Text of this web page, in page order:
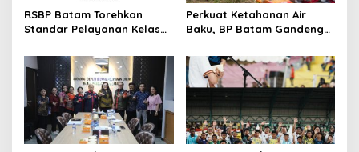
RSBP Batam Torehkan
Standar Pelayanan Kelas
dari WSO
Perkuat Ketahanan Air
Baku, BP Batam Gandeng
Bambu Betung di
Bendungan Sei Nongsa